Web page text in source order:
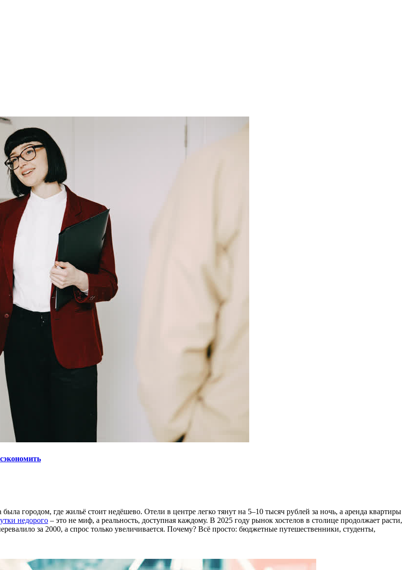
городом, где жильё стоит недёшево. Отели в центре легко тянут на 5–10 тысяч рублей за ночь, а аренда квартиры
недорого – это не миф, а реальность, доступная каждому. В 2025 году рынок хостелов в столице продолжает расти,
за 2000, а спрос только увеличивается. Почему? Всё просто: бюджетные путешественники, студенты,